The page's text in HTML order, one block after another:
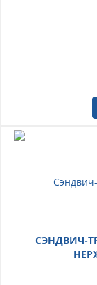
СЭНДВИЧ-